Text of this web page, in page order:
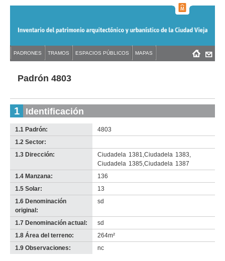
navigation
Back
topPadrón 4803
1 Identificación
1.1 Padrón:
4803
1.2 Sector:
no
info-
1.3 Dirección: Ciudadela 1381,Ciudadela 1383,
Ciudadela 1385,Ciudadela 1387
1.4 Manzana:
136
1.5 Solar:
13
1.6 Denominación
original:
sd
1.7 Denominación actual:
sd
1.8 Área del terreno:
264m²
1.9 Observaciones:
nc
Back
to Menú
PADRONES TRAMOS ESPACIOS PÚBLICOS MAPAS